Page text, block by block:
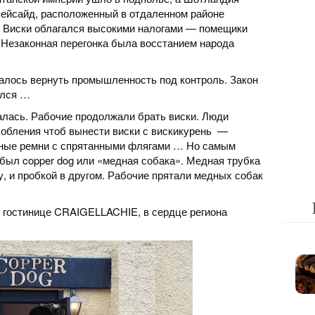
расположенный в отдаленном районе
облагался высокими налогами — помещики
перегонка была восстанием народа
вернуть промышленность под контроль. Закон
…
Рабочие продолжали брать виски. Люди
чтоб вынести виски с вискикурень —
ремни с спрятанными флягами … Но самым
copper dog или «медная собака». Медная трубка
и пробкой в другом. Рабочие прятали медных собак
CRAIGELLACHIE, в сердце региона